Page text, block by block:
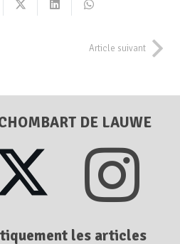
Article suivant
DE LAUWE
les articles